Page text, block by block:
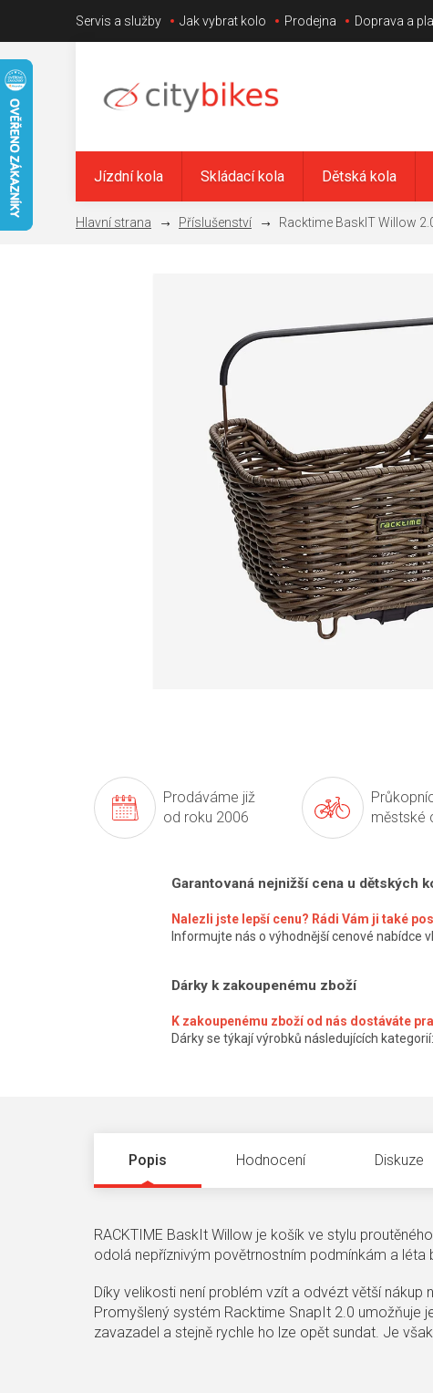
obsah
Servis a služby Jak vybrat kolo Prodejna Doprava a
Jízdní kola Skládací kola Dětská kola
Příslušenství Racktime BaskIT Willow
Prodáváme již
od roku 2006
městské
Garantovaná nejnižší cena u dětských
Nalezli jste lepší cenu? Rádi Vám ji také
Informujte nás o výhodnější cenové nabídce
Dárky k zakoupenému zboží
K zakoupenému zboží od nás dostáváte
Dárky se týkají výrobků následujících
Popis Hodnocení Diskuze
RACKTIME BaskIt Willow je košík ve stylu
odolá nepříznivým povětrnostním podmínkám a léta
Díky velikosti není problém vzít a odvézt větší
Promyšlený systém Racktime SnapIt 2.0 umožňuje
zavazadel a stejně rychle ho lze opět sundat. Je